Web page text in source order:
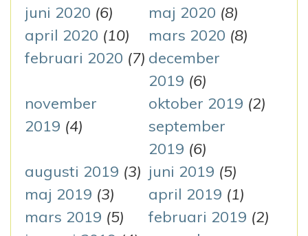
juni 2020 (6) maj 2020 (8)
april 2020 (10) mars 2020 (8)
februari 2020 (7) december
2019 (6)
november
2019 (4)
oktober 2019 (2)
september
2019 (6)
augusti 2019 (3) juni 2019 (5)
maj 2019 (3) april 2019 (1)
mars 2019 (5) februari 2019 (2)